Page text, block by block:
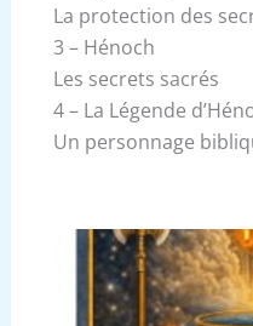
La protection des
3 – Hénoch
Les secrets sacrés
4 – La Légende
Un personnage